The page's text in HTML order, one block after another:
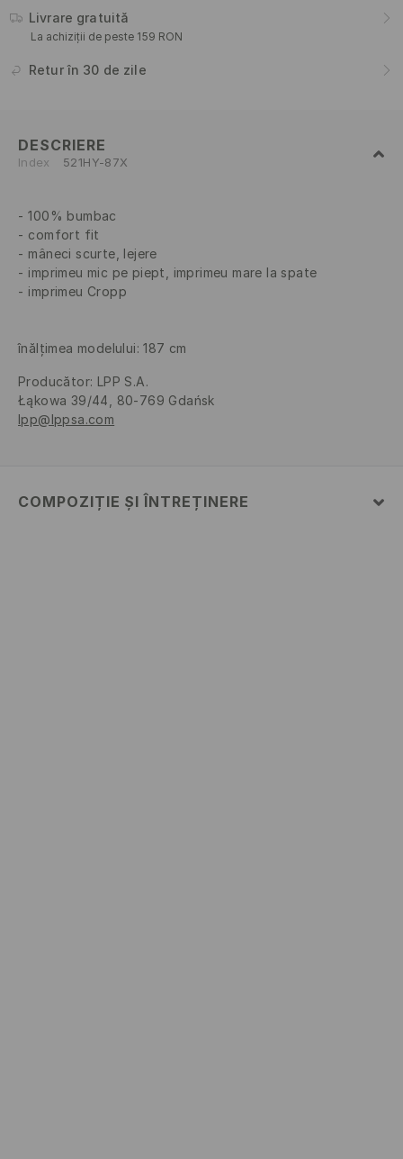
Livrare gratuită
La achiziții de peste 159 RON
Retur în 30 de zile
DESCRIERE
Index 521HY-87X
100% bumbac
comfort fit
mâneci scurte, lejere
imprimeu mic pe piept, imprimeu mare la spate
imprimeu Cropp
înălțimea modelului: 187 cm
Producător: LPP S.A.
Łąkowa 39/44, 80-769 Gdańsk
lpp@lppsa.com
COMPOZIȚIE ȘI ÎNTREȚINERE